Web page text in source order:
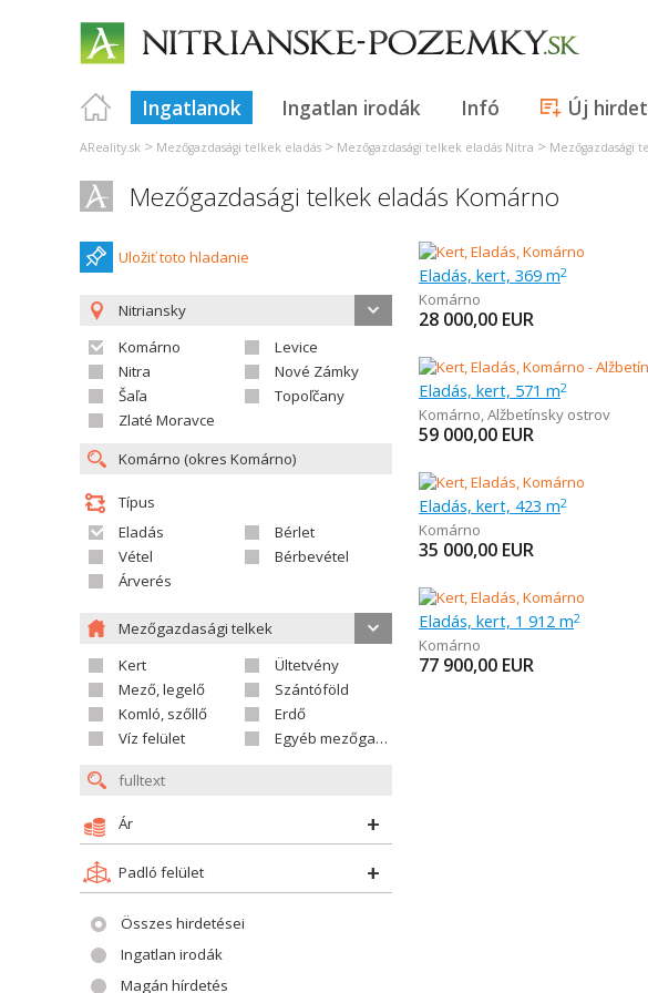
Ingatlanok Ingatlan irodák Infó Új
AReality.sk > Mezőgazdasági telkek eladás > Mezőgazdasági telkek eladás Nitra > Mezőgazdasági
Mezőgazdasági telkek eladás Komárno
Uložiť toto hladanie
Nitriansky
Komárno
Levice
Nitra
Nové Zámky
Šaľa
Topoľčany
Zlaté Moravce
Típus
Eladás
Bérlet
Vétel
Bérbevétel
Árverés
Mezőgazdasági telkek
Kert
Ültetvény
Mező, legelő
Szántóföld
Komló, szőllő
Erdő
Víz felület
Egyéb mezőgazdasági telek
Ár
Padló felület
Összes hirdetései
Ingatlan irodák
Magán hírdetés
Eladás, kert, 369 m2
Komárno
28 000,00 EUR
Eladás, kert, 571 m2
Komárno,Alžbetínsky ostrov
59 000,00 EUR
Eladás, kert, 423 m2
Komárno
35 000,00 EUR
Eladás, kert, 1 912 m2
Komárno
77 900,00 EUR